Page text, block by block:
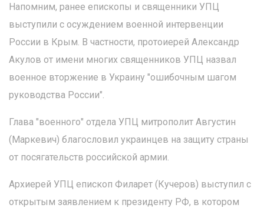
Напомним, ранее епископы и священники УПЦ
выступили с осуждением военной интервенции
России в Крым. В частности, протоиерей Александр
Акулов от имени многих священников УПЦ назвал
военное вторжение в Украину "ошибочным шагом
руководства России".
Глава "военного" отдела УПЦ митрополит Августин
(Маркевич) благословил украинцев на защиту страны
от посягательств российской армии.
Архиерей УПЦ епископ Филарет (Кучеров) выступил с
открытым заявлением к президенту РФ, в котором